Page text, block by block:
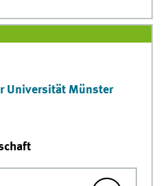
Universität Münster